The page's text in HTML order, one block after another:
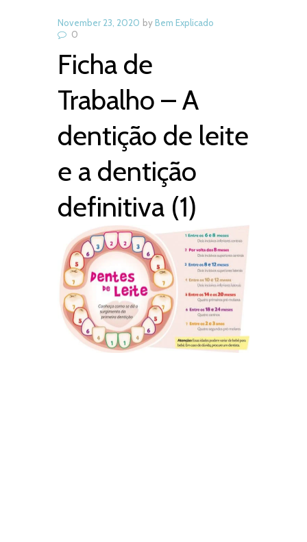
November 23, 2020 byBem Explicado
0
Ficha de
Trabalho – A
dentição de leite
e a dentição
definitiva (1)